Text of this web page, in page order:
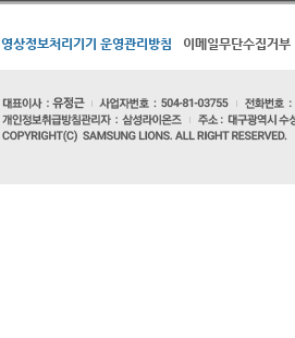
영상정보처리기기 운영관리방침 이메일무단수집거부